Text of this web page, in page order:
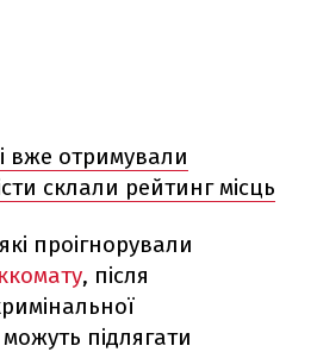
вже отримували
склали рейтинг місць
проігнорували
, після
можуть підлягати